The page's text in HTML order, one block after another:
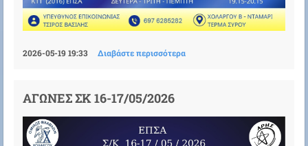
2026-05-19 19:33 Διαβάστε περισσότερα
ΑΓΩΝΕΣ ΣΚ 16-17/05/2026